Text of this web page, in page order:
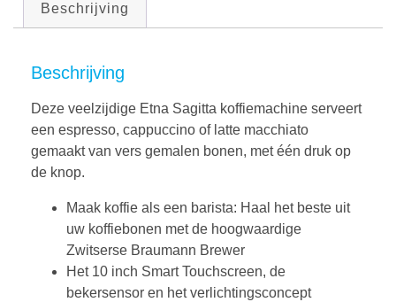
Beschrijving
Beschrijving
Deze veelzijdige Etna Sagitta koffiemachine serveert
een espresso, cappuccino of latte macchiato
gemaakt van vers gemalen bonen, met één druk op
de knop.
Maak koffie als een barista: Haal het beste uit
uw koffiebonen met de hoogwaardige
Zwitserse Braumann Brewer
Het 10 inch Smart Touchscreen, de
bekersensor en het verlichtingsconcept